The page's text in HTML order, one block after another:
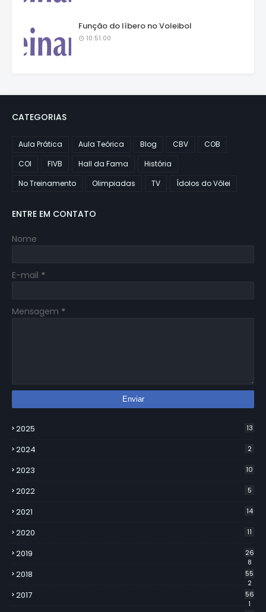
Função do líbero no Voleibol
10:51:00
CATEGORIAS
Aula Prática Aula Teórica Blog CBV
COB
COI
FIVB Hall da Fama
História
No Treinamento
Olimpiadas TV Ídolos do Vôlei
ENTRE EM CONTATO
Nome
E-mail *
Mensagem *
2025 13
2024 2
2023 10
2022 5
2021 14
2020 11
2019
26
8
2018
55
2
2017
56
1